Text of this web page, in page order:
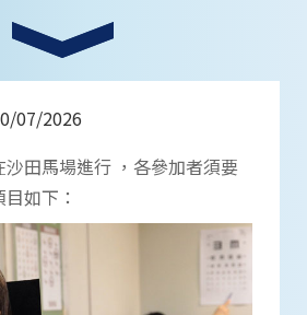
07/2026
田馬場進行 ，各參加者須要
如下：